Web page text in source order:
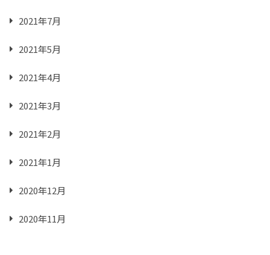
2021年7月
2021年5月
2021年4月
2021年3月
2021年2月
2021年1月
2020年12月
2020年11月